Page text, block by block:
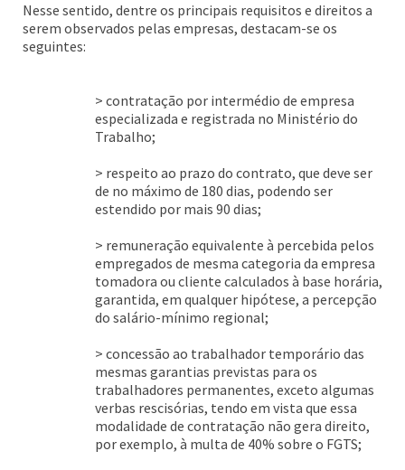
Nesse sentido, dentre os principais requisitos e direitos a
serem observados pelas empresas, destacam-se os
seguintes:
> contratação por intermédio de empresa
especializada e registrada no Ministério do
Trabalho;
> respeito ao prazo do contrato, que deve ser
de no máximo de 180 dias, podendo ser
estendido por mais 90 dias;
> remuneração equivalente à percebida pelos
empregados de mesma categoria da empresa
tomadora ou cliente calculados à base horária,
garantida, em qualquer hipótese, a percepção
do salário-mínimo regional;
> concessão ao trabalhador temporário das
mesmas garantias previstas para os
trabalhadores permanentes, exceto algumas
verbas rescisórias, tendo em vista que essa
modalidade de contratação não gera direito,
por exemplo, à multa de 40% sobre o FGTS;